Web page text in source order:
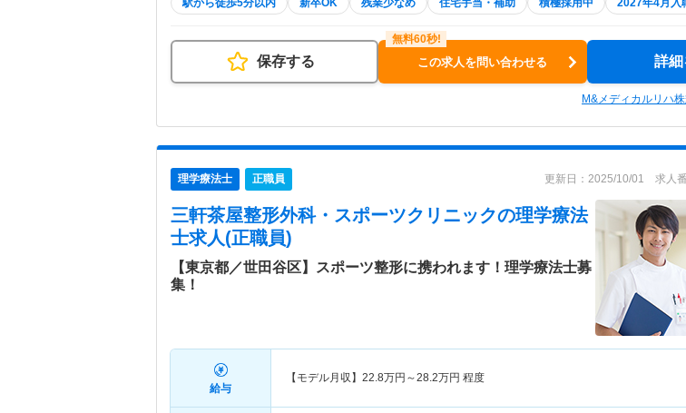
駅から徒歩5分以内 新卒OK 残業少なめ 住宅手当・補助 積極採用中 2027年4月入
保存する この求人を問い合わせる 詳細
M&メディカルリハ
理学療法士 正職員 更新日：2025/10/01 求人
三軒茶屋整形外科・スポーツクリニックの理学療法
士求人(正職員)
【東京都／世田谷区】スポーツ整形に携われます！理学療法士募
集！
給与
【モデル月収】 22.8万円～28.2万円 程度